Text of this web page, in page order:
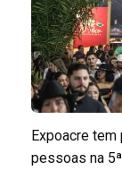
Expoacre
pessoas na